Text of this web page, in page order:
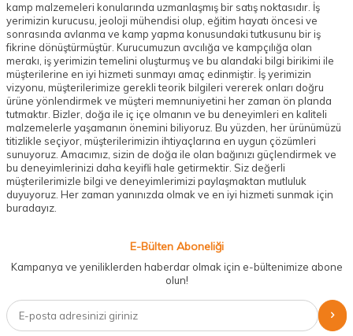
kamp malzemeleri konularında uzmanlaşmış bir satış noktasıdır. İş
yerimizin kurucusu, jeoloji mühendisi olup, eğitim hayatı öncesi ve
sonrasında avlanma ve kamp yapma konusundaki tutkusunu bir iş
fikrine dönüştürmüştür. Kurucumuzun avcılığa ve kampçılığa olan
merakı, iş yerimizin temelini oluşturmuş ve bu alandaki bilgi birikimi ile
müşterilerine en iyi hizmeti sunmayı amaç edinmiştir. İş yerimizin
vizyonu, müşterilerimize gerekli teorik bilgileri vererek onları doğru
ürüne yönlendirmek ve müşteri memnuniyetini her zaman ön planda
tutmaktır. Bizler, doğa ile iç içe olmanın ve bu deneyimleri en kaliteli
malzemelerle yaşamanın önemini biliyoruz. Bu yüzden, her ürünümüzü
titizlikle seçiyor, müşterilerimizin ihtiyaçlarına en uygun çözümleri
sunuyoruz. Amacımız, sizin de doğa ile olan bağınızı güçlendirmek ve
bu deneyimlerinizi daha keyifli hale getirmektir. Siz değerli
müşterilerimizle bilgi ve deneyimlerimizi paylaşmaktan mutluluk
duyuyoruz. Her zaman yanınızda olmak ve en iyi hizmeti sunmak için
buradayız.
E-Bülten Aboneliği
Kampanya ve yeniliklerden haberdar olmak için e-bültenimize abone
olun!